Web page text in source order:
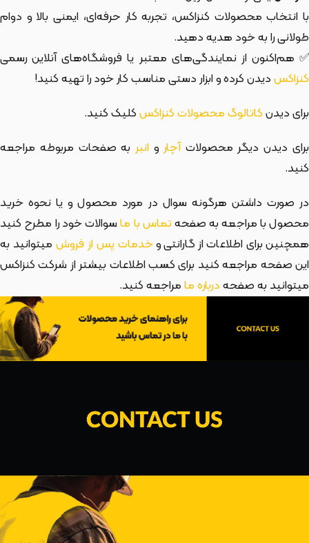
با انتخاب محصولات کنزاکس، تجربه کار حرفه‌ای، ایمنی بالا و دوام
طولانی را به خود هدیه دهید.
✅ هم‌اکنون از نمایندگی‌های معتبر یا فروشگاه‌های آنلاین رسمی
کنزاکسدیدن کرده و ابزار دستی مناسب کار خود را تهیه کنید!
برای دیدنکاتالوگ محصولات کنزاکسکلیک کنید.
برای دیدن دیگر محصولاتآچار و انبربه صفحات مربوطه مراجعه
کنید.
در صورت داشتن هرگونه سوال در مورد محصول و یا نحوه خرید
محصول با مراجعه به صفحهتماس با ماسوالات خود را مطرح کنید
همچنین برای اطلاعات از گارانتی وخدمات پس از فروش میتوانید به
این صفحه مراجعه کنید برای کسب اطلاعات بیشتر از شرکت کنزاکس
میتوانید به صفحهدرباره مامراجعه کنید.